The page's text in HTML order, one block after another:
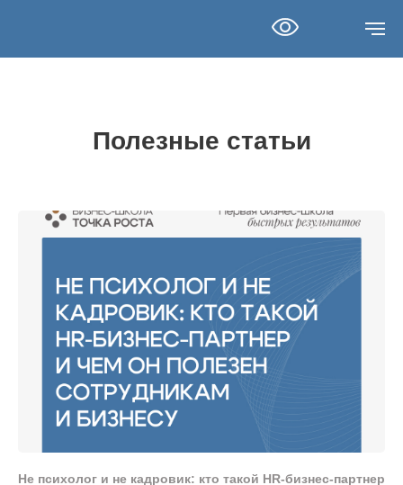
Полезные статьи
Не психолог и не кадровик: кто такой HR‑бизнес-партнер